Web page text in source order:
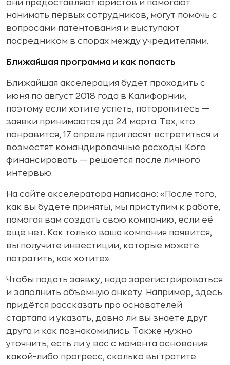
они предоставляют юристов и помогают
нанимать первых сотрудников, могут помочь с
вопросами патентования и выступают
посредником в спорах между учредителями.
Ближайшая программа и как попасть
Ближайшая акселерация будет проходить с
июня по август 2018 года в Калифорнии,
поэтому если хотите успеть, поторопитесь —
заявки принимаются до 24 марта. Тех, кто
понравится, 17 апреля пригласят встретиться и
возместят командировочные расходы. Кого
финансировать — решается после личного
интервью.
На сайте акселератора написано: «После того,
как вы будете приняты, мы приступим к работе,
помогая вам создать свою компанию, если её
ещё нет. Как только ваша компания появится,
вы получите инвестиции, которые можете
потратить, как хотите».
Чтобы подать заявку, надо зарегистрироваться
и заполнить объемную анкету. Например, здесь
придётся рассказать про основателей
стартапа и указать, давно ли вы знаете друг
друга и как познакомились. Также нужно
уточнить, есть ли у вас с момента основания
какой-либо прогресс, сколько вы тратите